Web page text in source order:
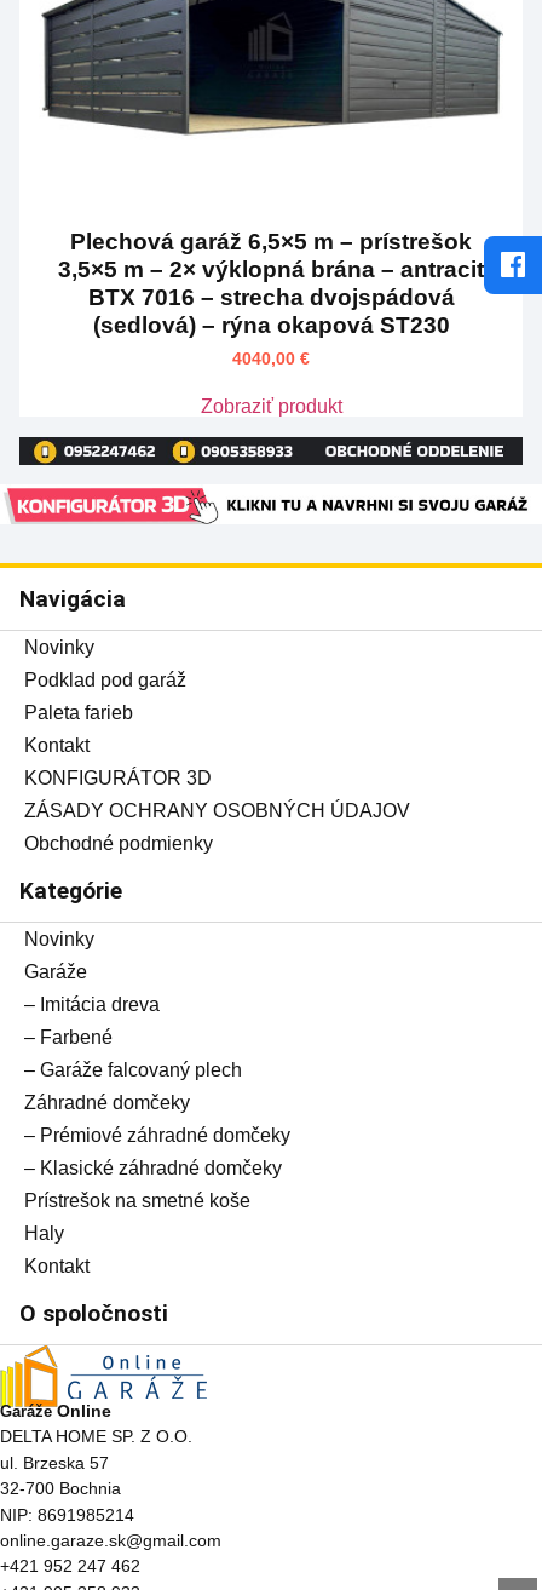
Plechová garáž 6,5×5 m – prístrešok
3,5×5 m – 2× výklopná brána – antracit
BTX 7016 – strecha dvojspádová
(sedlová) – rýna okapová ST230
4040,00 €
Zobraziť produkt
Navigácia
Novinky
Podklad pod garáž
Paleta farieb
Kontakt
KONFIGURÁTOR 3D
ZÁSADY OCHRANY OSOBNÝCH ÚDAJOV
Obchodné podmienky
Kategórie
Novinky
Garáže
– Imitácia dreva
– Farbené
– Garáže falcovaný plech
Záhradné domčeky
– Prémiové záhradné domčeky
– Klasické záhradné domčeky
Prístrešok na smetné koše
Haly
Kontakt
O spoločnosti
GarážeOnline
DELTA HOME SP. Z O.O.
ul. Brzeska 57
32-700 Bochnia
NIP: 8691985214
online.garaze.sk@gmail.com
+421 952 247 462